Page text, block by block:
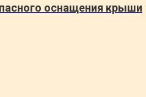
оснащения крыши